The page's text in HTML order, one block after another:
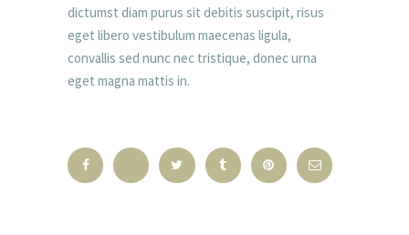
dictumst diam purus sit debitis suscipit, risus
eget libero vestibulum maecenas ligula,
convallis sed nunc nec tristique, donec urna
eget magna mattis in.